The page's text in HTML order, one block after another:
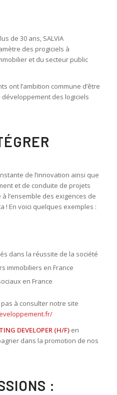
de 30 ans, SALVIA
des progiciels à
et du secteur public
ont l’ambition commune d’être
des logiciels
de l’innovation ainsi que
et de conduite de projets
l’ensemble des exigences de
! En voici quelques exemples :
dans la réussite de la société
immobiliers en France
en France
à consulter notre site
DEVELOPER (H/F) en
dans la promotion de nos
: